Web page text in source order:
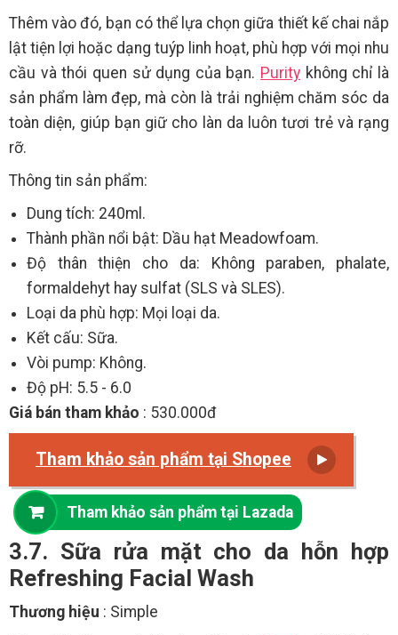
Thêm vào đó, bạn có thể lựa chọn giữa thiết kế chai nắp
lật tiện lợi hoặc dạng tuýp linh hoạt, phù hợp với mọi nhu
cầu và thói quen sử dụng của bạn. Purity không chỉ là
sản phẩm làm đẹp, mà còn là trải nghiệm chăm sóc da
toàn diện, giúp bạn giữ cho làn da luôn tươi trẻ và rạng
rỡ.
Thông tin sản phẩm:
Dung tích: 240ml.
Thành phần nổi bật: Dầu hạt Meadowfoam.
Độ thân thiện cho da: Không paraben, phalate,
formaldehyt hay sulfat (SLS và SLES).
Loại da phù hợp: Mọi loại da.
Kết cấu: Sữa.
Vòi pump: Không.
Độ pH: 5.5 - 6.0
Giá bán tham khảo : 530.000đ
Tham khảo sản phẩm tại Shopee
Tham khảo sản phẩm tại Lazada
3.7. Sữa rửa mặt cho da hỗn hợp
Refreshing Facial Wash
Thương hiệu : Simple